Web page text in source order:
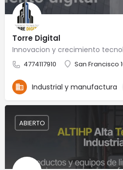
Torre Digital
Innovacion y crecimiento
4774117910 San Francisco
Industrial y manufactura
ABIERTO